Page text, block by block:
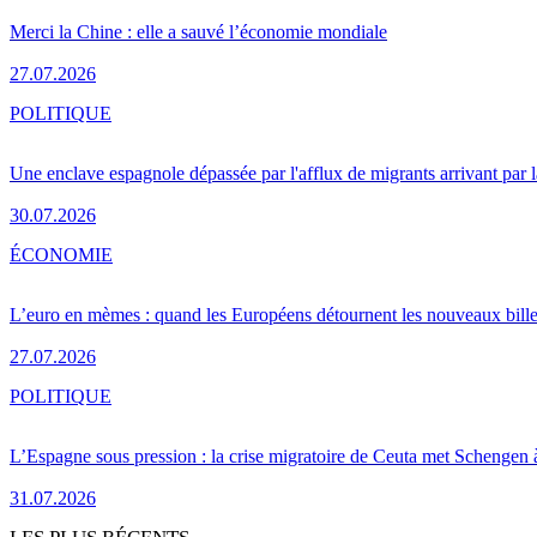
Merci la Chine : elle a sauvé l’économie mondiale
27.07.2026
Une enclave espagnole dépassée par l'afflux de migrants arrivant par
30.07.2026
POLITIQUE
L’euro en mèmes : quand les Européens détournent les nouveaux
27.07.2026
ÉCONOMIE
L’Espagne sous pression : la crise migratoire de Ceuta met Schengen
31.07.2026
POLITIQUE